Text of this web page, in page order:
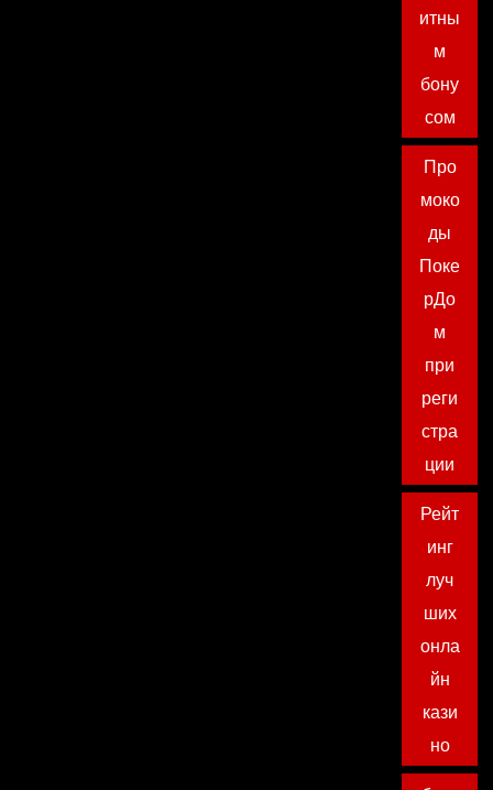
итны
м
бону
сом
Про
моко
ды
Поке
рДо
м
при
реги
стра
ции
Рейт
инг
луч
ших
онла
йн
кази
но